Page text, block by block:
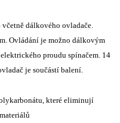
dálkového ovladače.
Ovládání je možno dálkovým
proudu spínačem. 14
je součástí balení.
které eliminují